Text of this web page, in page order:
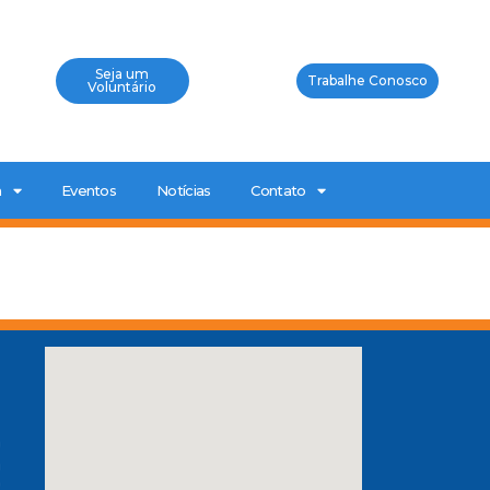
Seja um
Voluntário
Trabalhe Conosco
Eventos Notícias Contato